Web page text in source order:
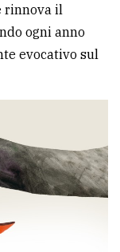
rinnova il
ogni anno
evocativo sul